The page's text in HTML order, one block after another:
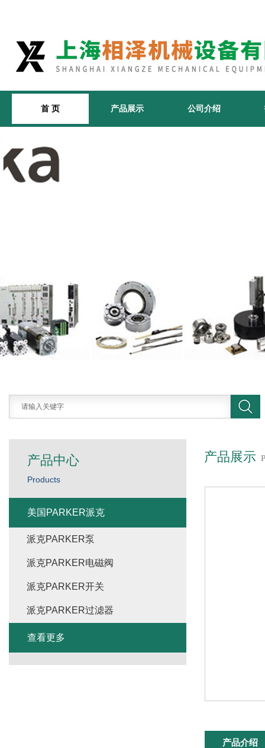
首 页 产品展示 公司介绍
产品展示
产品介绍
产品中心
Products
美国PARKER派克
派克PARKER泵
派克PARKER电磁阀
派克PARKER开关
派克PARKER过滤器
查看更多